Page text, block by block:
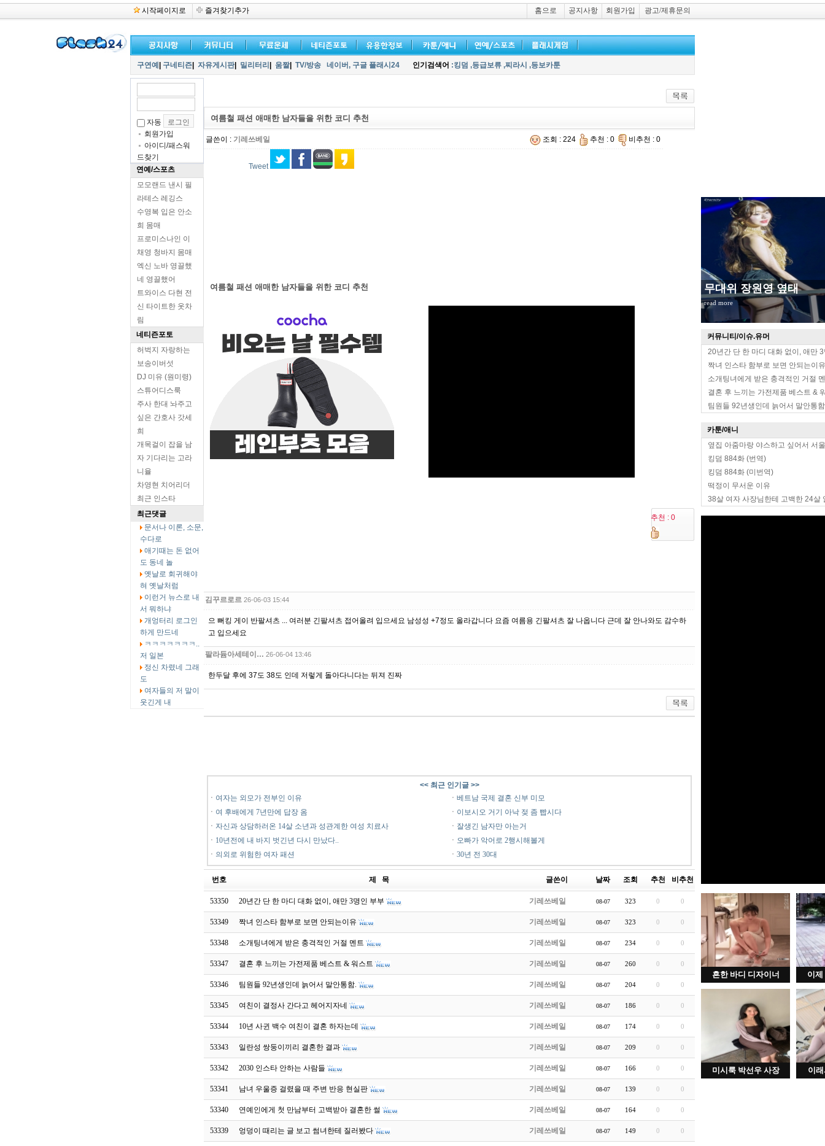
시작페이지로 즐겨찾기추가 홈으로 공지사항 회원가입 광고/제휴문의
무대위 장원영 옆태
read more
커뮤니티/이슈.유머
20년간 단 한 마디 대화 없이, 애만
짝녀 인스타 함부로 보면 안되는이유
소개팅녀에게 받은 충격적인 거절
결혼 후 느끼는 가전제품 베스트 &
팀원들 92년생인데 늙어서 말안통
카툰/애니
옆집 아줌마랑 야스하고 싶어서 서
킹덤 884화 (번역)
킹덤 884화 (미번역)
떡정이 무서운 이유
38살 여자 사장님한테 고백한 24살
흔한 바디 디자이너 이제
미시룩 박선우 사장 이
구연예 구네티즌 자유게시판| 밀리터리 움짤| TV/방송 네이버, 구글 플래시24 인기검색어 :킹덤 ,등급보류 ,찌라시 ,등보카툰
자동
회원가입
아이디/패스워
드찾기
연예/스포츠
모모랜드 낸시 필
라테스 레깅스
수영복 입은 안소
희 몸매
프로미스나인 이
채영 청바지 몸매
엑신 노바 영끌했
네 영끌했어
트와이스 다현 전
신 타이트한 옷차
림
네티즌포토
허벅지 자랑하는
보송이버섯
DJ 미유 (원미령)
스튜어디스룩
주사 한대 놔주고
싶은 간호사 갓세
희
개목걸이 잡을 남
자 기다리는 고라
니율
차영현 치어리더
최근 인스타
최근댓글
문서나 이론, 소문,
수다로
애기때는 돈 없어
도 동네 놀
옛날로 회귀해야
혀 옛날처럼
이런거 뉴스로 내
서 뭐하냐
개엉터리 로그인
하게 만드네
ㅋㅋㅋㅋㅋㅋㅋ..
저 일본
정신 차렸네 그래
도
여자들의 저 말이
웃긴게 내
여름철 패션 애매한 남자들을 위한 코디 추천
글쓴이 : 기레쓰베일 조회 : 224 추천 : 0 비추천 : 0
Tweet
여름철 패션 애매한 남자들을 위한 코디 추천
추천 : 0
김꾸르로르 26-06-03 15:44
으 뻐킹 게이 반팔셔츠 ... 여러분 긴팔셔츠 접어올려 입으세요 남성성 +7정도 올라갑니다 요즘 여름용 긴팔셔츠 잘 나옵니다 근데 잘 안나와도 감수하
고 입으세요
팔라듐아세테이… 26-06-04 13:46
한두달 후에 37도 38도 인데 저렇게 돌아다니다는 뒤져 진짜
<< 최근 인기글 >>
ㆍ 여자는 외모가 전부인 이유 ㆍ 베트남 국제 결혼 신부 미모
ㆍ 여 후배에게 7년만에 답장 옴 ㆍ 이보시오 거기 아낙 젖 좀 빱시다
ㆍ 자신과 상담하러온 14살 소년과 성관계한 여성 치료사 ㆍ 잘생긴 남자만 아는거
ㆍ 10년전에 내 바지 벗긴년 다시 만났다.. ㆍ 오빠가 악어로 2행시해볼게
ㆍ 의외로 위험한 여자 패션 ㆍ 30년 전 30대
번호 제 목 글쓴이 날짜 조회 추천 비추천
53350 20년간 단 한 마디 대화 없이, 애만 3명인 부부 기레쓰베일 08-07 323 0 0
53349 짝녀 인스타 함부로 보면 안되는이유 기레쓰베일 08-07 323 0 0
53348 소개팅녀에게 받은 충격적인 거절 멘트 기레쓰베일 08-07 234 0 0
53347 결혼 후 느끼는 가전제품 베스트 & 워스트 기레쓰베일 08-07 260 0 0
53346 팀원들 92년생인데 늙어서 말안통함. 기레쓰베일 08-07 204 0 0
53345 여친이 결정사 간다고 헤어지자네 기레쓰베일 08-07 186 0 0
53344 10년 사귄 백수 여친이 결혼 하자는데 기레쓰베일 08-07 174 0 0
53343 일란성 쌍둥이끼리 결혼한 결과 기레쓰베일 08-07 209 0 0
53342 2030 인스타 안하는 사람들 기레쓰베일 08-07 166 0 0
53341 남녀 우울증 걸렸을 때 주변 반응 현실판 기레쓰베일 08-07 139 0 0
53340 연예인에게 첫 만남부터 고백받아 결혼한 썰 기레쓰베일 08-07 164 0 0
53339 엉덩이 때리는 글 보고 썸녀한테 질러봤다 기레쓰베일 08-07 149 0 0